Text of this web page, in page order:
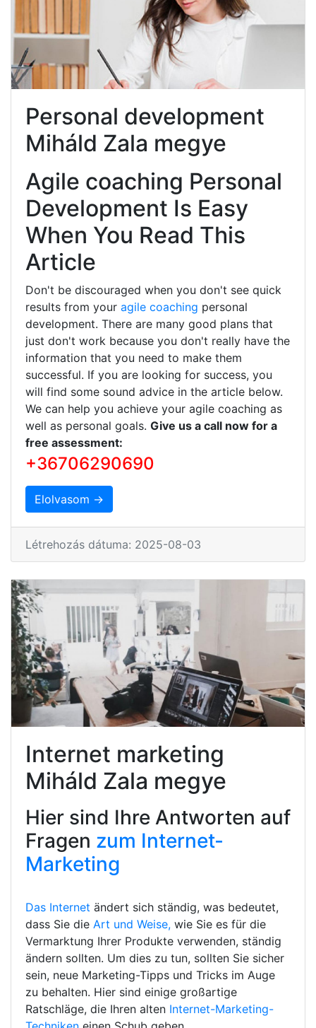
Personal development
Miháld Zala megye
Agile coaching Personal
Development Is Easy
When You Read This
Article
Don't be discouraged when you don't see quick
results from your agile coaching personal
development. There are many good plans that
just don't work because you don't really have the
information that you need to make them
successful. If you are looking for success, you
will find some sound advice in the article below.
We can help you achieve your agile coaching as
well as personal goals. Give us a call now for a
free assessment:
+36706290690
Elolvasom →
Létrehozás dátuma: 2025-08-03
Internet marketing
Miháld Zala megye
Hier sind Ihre Antworten auf
Fragen zum Internet-
Marketing
Das Internet ändert sich ständig, was bedeutet,
dass Sie die Art und Weise, wie Sie es für die
Vermarktung Ihrer Produkte verwenden, ständig
ändern sollten. Um dies zu tun, sollten Sie sicher
sein, neue Marketing-Tipps und Tricks im Auge
zu behalten. Hier sind einige großartige
Ratschläge, die Ihren alten Internet-Marketing-